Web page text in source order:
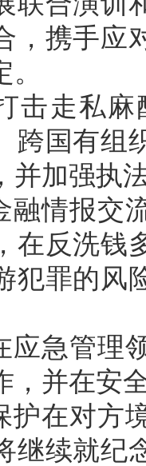
，携手应
击走私
跨国有组
并加强执
融情报交
在反洗钱
犯罪的风
应急管理
，并在安
护在对方
继续就纪